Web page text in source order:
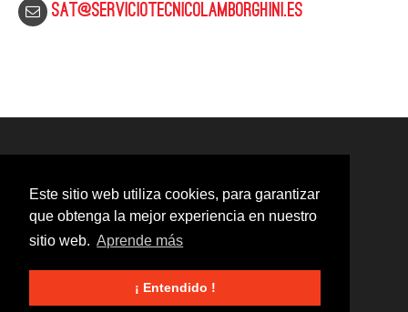
Este sitio web utiliza cookies, para garantizar
que obtenga la mejor experiencia en nuestro
sitio web. Aprende más
¡ Entendido !
sat@serviciotecnicolamborghini.es
© 2020 Servicio Técnico Lamborghini